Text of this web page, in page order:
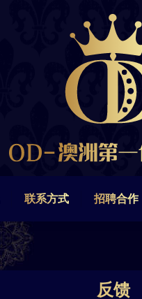
联系方式 招聘合作
反馈
招聘合作